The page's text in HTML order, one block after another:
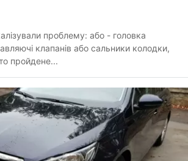
клапанів або сальники колодки,
пройдене...